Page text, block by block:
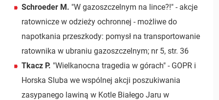
Schroeder M. "W gazoszczelnym na lince?!" - akcje
ratownicze w odzieży ochronnej - możliwe do
napotkania przeszkody: pomysł na transportowanie
ratownika w ubraniu gazoszczelnym; nr 5, str. 36
Tkacz P. "Wielkanocna tragedia w górach" - GOPR i
Horska Sluba we wspólnej akcji poszukiwania
zasypanego lawiną w Kotle Białego Jaru w